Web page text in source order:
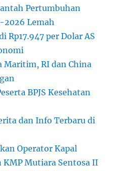
Pertumbuhan
Lemah
Rp17.947 per Dolar AS
Maritim, RI dan China
BPJS Kesehatan
dan Info Terbaru di
Operator Kapal
KMP Mutiara Sentosa II